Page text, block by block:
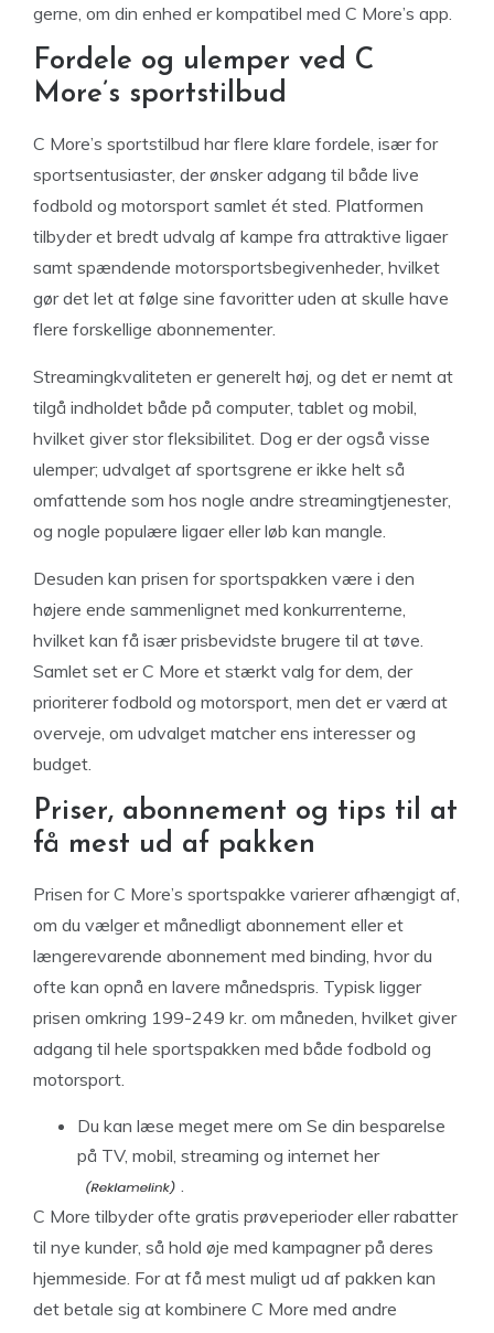
gerne, om din enhed er kompatibel med C More’s app.
Fordele og ulemper ved C
More’s sportstilbud
C More’s sportstilbud har flere klare fordele, især for
sportsentusiaster, der ønsker adgang til både live
fodbold og motorsport samlet ét sted. Platformen
tilbyder et bredt udvalg af kampe fra attraktive ligaer
samt spændende motorsportsbegivenheder, hvilket
gør det let at følge sine favoritter uden at skulle have
flere forskellige abonnementer.
Streamingkvaliteten er generelt høj, og det er nemt at
tilgå indholdet både på computer, tablet og mobil,
hvilket giver stor fleksibilitet. Dog er der også visse
ulemper; udvalget af sportsgrene er ikke helt så
omfattende som hos nogle andre streamingtjenester,
og nogle populære ligaer eller løb kan mangle.
Desuden kan prisen for sportspakken være i den
højere ende sammenlignet med konkurrenterne,
hvilket kan få især prisbevidste brugere til at tøve.
Samlet set er C More et stærkt valg for dem, der
prioriterer fodbold og motorsport, men det er værd at
overveje, om udvalget matcher ens interesser og
budget.
Priser, abonnement og tips til at
få mest ud af pakken
Prisen for C More’s sportspakke varierer afhængigt af,
om du vælger et månedligt abonnement eller et
længerevarende abonnement med binding, hvor du
ofte kan opnå en lavere månedspris. Typisk ligger
prisen omkring 199-249 kr. om måneden, hvilket giver
adgang til hele sportspakken med både fodbold og
motorsport.
Du kan læse meget mere om Se din besparelse
på TV, mobil, streaming og internet her
C More tilbyder ofte gratis prøveperioder eller rabatter
til nye kunder, så hold øje med kampagner på deres
hjemmeside. For at få mest muligt ud af pakken kan
det betale sig at kombinere C More med andre